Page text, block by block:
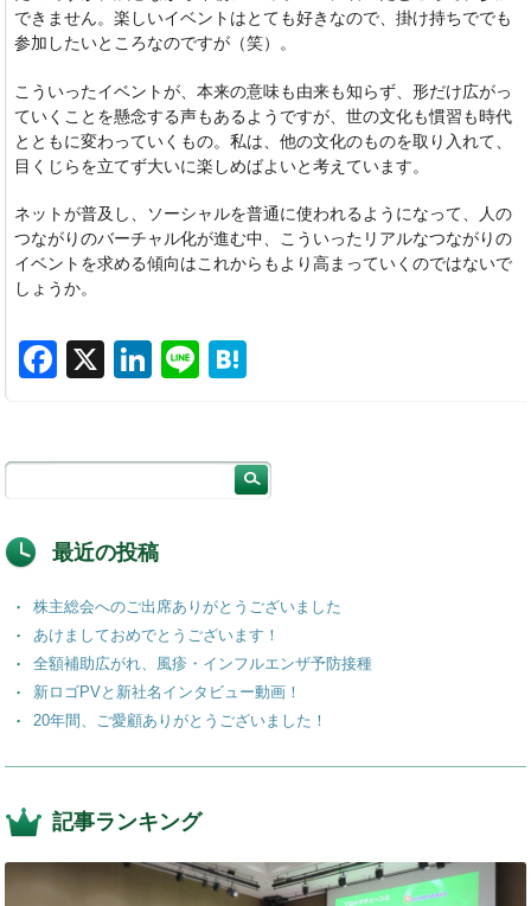
できません。楽しいイベントはとても好きなので、掛け持ちででも
参加したいところなのですが（笑）。
こういったイベントが、本来の意味も由来も知らず、形だけ広がっ
ていくことを懸念する声もあるようですが、世の文化も慣習も時代
とともに変わっていくもの。私は、他の文化のものを取り入れて、
目くじらを立てず大いに楽しめばよいと考えています。
ネットが普及し、ソーシャルを普通に使われるようになって、人の
つながりのバーチャル化が進む中、こういったリアルなつながりの
イベントを求める傾向はこれからもより高まっていくのではないで
しょうか。
F
e
o
k
X
Li
e
n
Li
n
最近の投稿
株主総会へのご出席ありがとうございました
あけましておめでとうございます！
全額補助広がれ、風疹・インフルエンザ予防接種
新ロゴPVと新社名インタビュー動画！
20年間、ご愛顧ありがとうございました！
記事ランキング